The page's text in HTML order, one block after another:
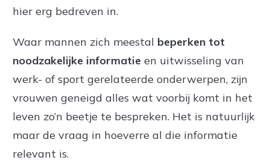
hier erg bedreven in.
Waar mannen zich meestal beperken tot
noodzakelijke informatie en uitwisseling van
werk- of sport gerelateerde onderwerpen, zijn
vrouwen geneigd alles wat voorbij komt in het
leven zo’n beetje te bespreken. Het is natuurlijk
maar de vraag in hoeverre al die informatie
relevant is.